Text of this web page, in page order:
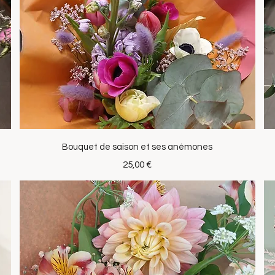
Aperçu rapide
Bouquet de saison et ses anémones
Prix
25,00 €